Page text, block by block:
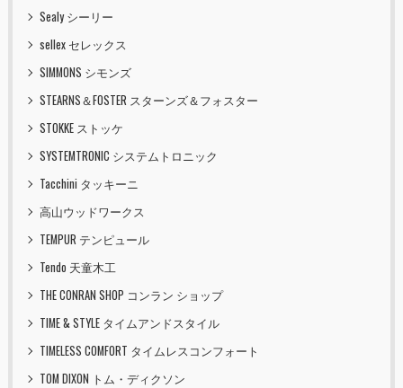
Sealy シーリー
sellex セレックス
SIMMONS シモンズ
STEARNS＆FOSTER スターンズ＆フォスター
STOKKE ストッケ
SYSTEMTRONIC システムトロニック
Tacchini タッキーニ
高山ウッドワークス
TEMPUR テンピュール
Tendo 天童木工
THE CONRAN SHOP コンラン ショップ
TIME & STYLE タイムアンドスタイル
TIMELESS COMFORT タイムレスコンフォート
TOM DIXON トム・ディクソン